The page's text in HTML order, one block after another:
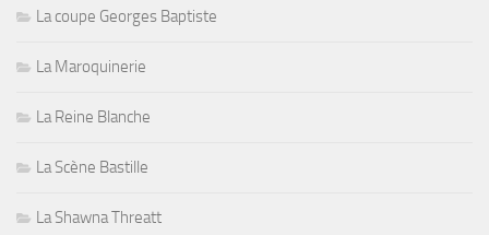
La coupe Georges Baptiste
La Maroquinerie
La Reine Blanche
La Scène Bastille
La Shawna Threatt